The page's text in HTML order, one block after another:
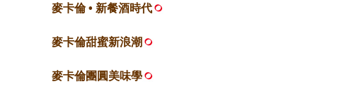
麥卡倫 • 新餐酒時代
麥卡倫甜蜜新浪潮
麥卡倫團圓美味學